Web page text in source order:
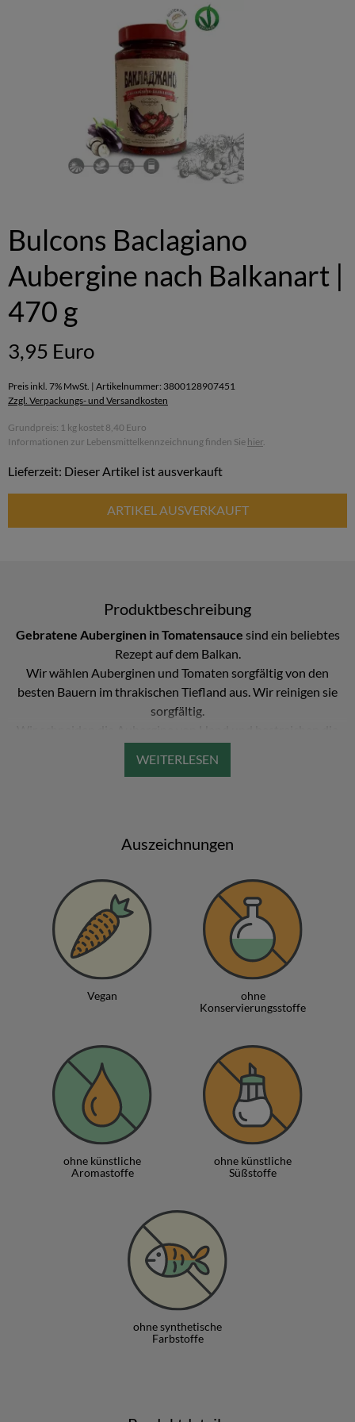
Bulcons Baclagiano
Aubergine nach Balkanart |
470 g
3,95 Euro
Preis inkl. 7% MwSt. | Artikelnummer: 3800128907451
Zzgl. Verpackungs- und Versandkosten
Grundpreis: 1 kg kostet 8,40 Euro
Informationen zur Lebensmittelkennzeichnung finden Sie hier.
Lieferzeit: Dieser Artikel ist ausverkauft
ARTIKEL AUSVERKAUFT
Produktbeschreibung
Gebratene Auberginen in Tomatensauce sind ein beliebtes
Rezept auf dem Balkan.
Wir wählen Auberginen und Tomaten sorgfältig von den
besten Bauern im thrakischen Tiefland aus. Wir reinigen sie
sorgfältig.
geeigneten Sonnenblumenöl mit hohem Ölsäuregehalt. Man
arbeiten. Die optimale Temperatur und die präzise
Wir pürieren die reifen Tomaten, kochen sie, geben Salz und
frische Gewürze zu einer köstlichen Tomatensauce hinzu.
Wir ordnen die „frittierten“ Auberginenstücke und die anderen
Produkte manuell in den Gläsern an. Dann bedecken wir sie
mit der zuvor zubereiteten Tomatensauce. Wir fügen geröstete
rote Paprika, gewürfelte Karotten, frische Zwiebeln und etwas
Knoblauch hinzu.
Weitere Informationen
findest Du unter
Bulcons Parvomay LTD
Auszeichnungen
Vegan
ohne
Konservierungsstoffe
ohne künstliche
Aromastoffe
ohne künstliche
Süßstoffe
ohne synthetische
Farbstoffe